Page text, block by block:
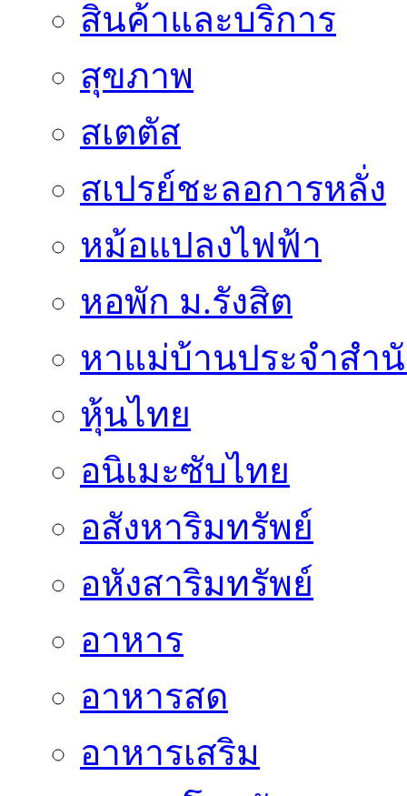
สินค้าและบริการ
สุขภาพ
สเตตัส
สเปรย์ชะลอการหลั่ง
หม้อแปลงไฟฟ้า
หอพัก ม.รังสิต
หาแม่บ้านประจำสำ
หุ้นไทย
อนิเมะซับไทย
อสังหาริมทรัพย์
อหังสาริมทรัพย์
อาหาร
อาหารสด
อาหารเสริม